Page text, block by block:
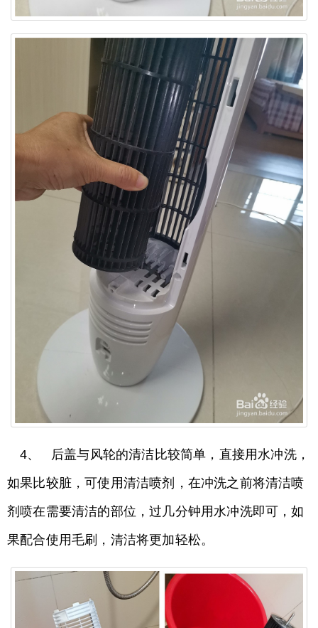
4、 后盖与风轮的清洁比较简单，直接用水冲洗，
如果比较脏，可使用清洁喷剂，在冲洗之前将清洁喷
剂喷在需要清洁的部位，过几分钟用水冲洗即可，如
果配合使用毛刷，清洁将更加轻松。